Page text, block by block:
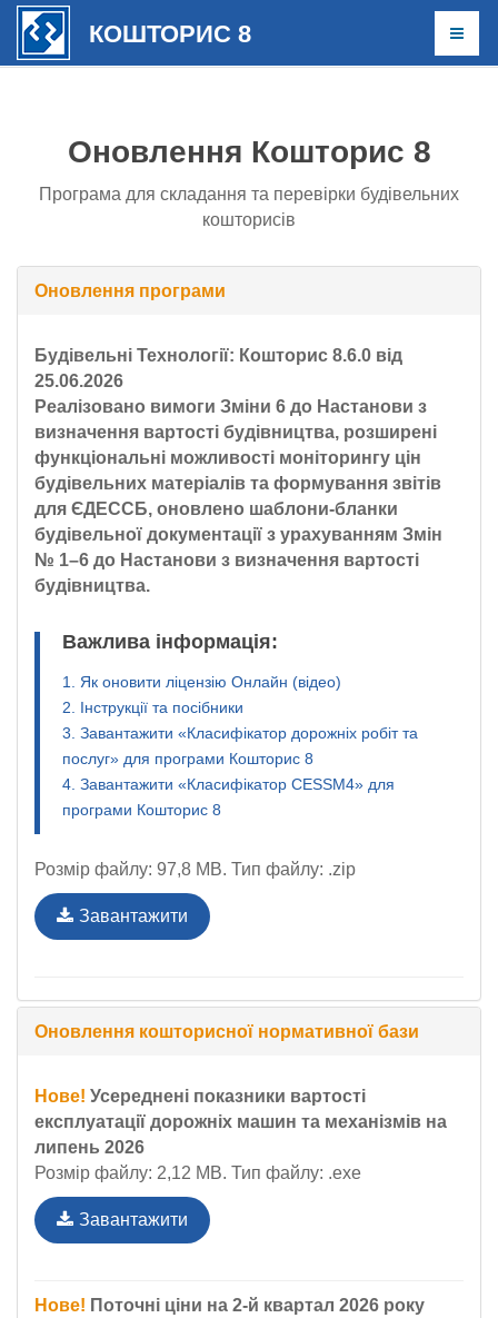
КОШТОРИС 8
КОШТОРИС 8
Оновлення Кошторис 8
Програма для складання та перевірки будівельних
кошторисів
Оновлення програми
Будівельні Технології: Кошторис 8.6.0 від
25.06.2026
Реалізовано вимоги Зміни 6 до Настанови з
визначення вартості будівництва, розширені
функціональні можливості моніторингу цін
будівельних матеріалів та формування звітів
для ЄДЕССБ, оновлено шаблони-бланки
будівельної документації з урахуванням Змін
№ 1–6 до Настанови з визначення вартості
будівництва.
Важлива інформація:
1. Як оновити ліцензію Онлайн (відео)
2. Інструкції та посібники
3. Завантажити «Класифікатор дорожніх робіт та
послуг» для програми Кошторис 8
4. Завантажити «Класифікатор CESSM4» для
програми Кошторис 8
Розмір файлу: 97,8 MB. Тип файлу: .zip
Завантажити
Оновлення кошторисної нормативної бази
Нове! Усереднені показники вартості
експлуатації дорожніх машин та механізмів на
липень 2026
Розмір файлу: 2,12 MB. Тип файлу: .exe
Завантажити
Нове! Поточні ціни на 2-й квартал 2026 року